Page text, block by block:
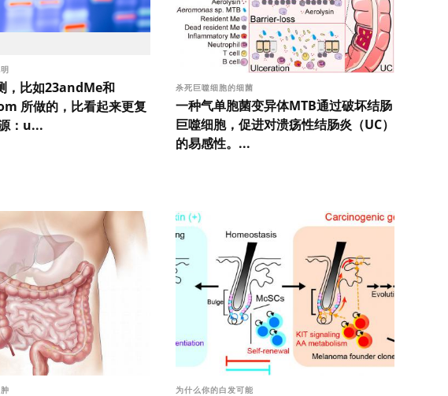
，比如23andMe和
所做的，比看起来更复
：u...
杀死巨噬细胞的细菌
一种气单胞菌变异体MTB通过破坏结肠
巨噬细胞，促进对溃疡性结肠炎（UC）
的易感性。...
为什么你的白发可能